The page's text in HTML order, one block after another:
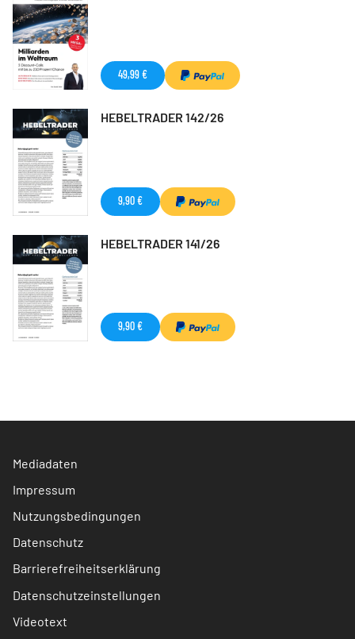
49,99 €
HEBELTRADER 142/26
9,90 €
HEBELTRADER 141/26
9,90 €
Mediadaten
Impressum
Nutzungsbedingungen
Datenschutz
Barrierefreiheitserklärung
Datenschutzeinstellungen
Videotext